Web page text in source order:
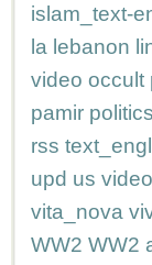
islam_text-
la lebanon
video occult
pamir politics
rss text_engl
upd us video
vita_nova
WW2 WW2